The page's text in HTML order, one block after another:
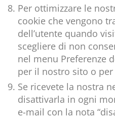
Per ottimizzare le
cookie che vengono
dell’utente quando
scegliere di non
nel menu Preferenze
per il nostro sito o
Se ricevete la nostra
disattivarla in ogni
e-mail con la nota